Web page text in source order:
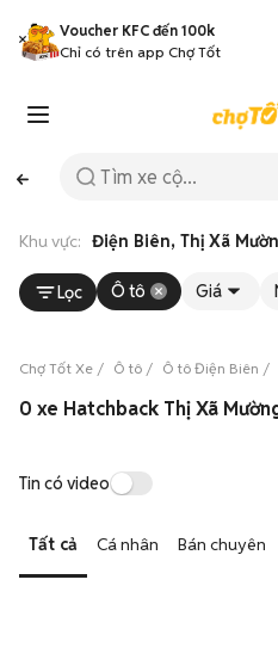
Voucher KFC đến 100k
Chỉ có trên app Chợ Tốt
Khu vực: Điện Biên, Thị Xã
Lọc Ô tô Giá
Chợ Tốt Xe Ô tô Ô tô Điện Biên
Tin có video
Tất cả Cá nhân Bán chuyên